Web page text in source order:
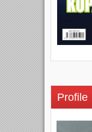
Profile